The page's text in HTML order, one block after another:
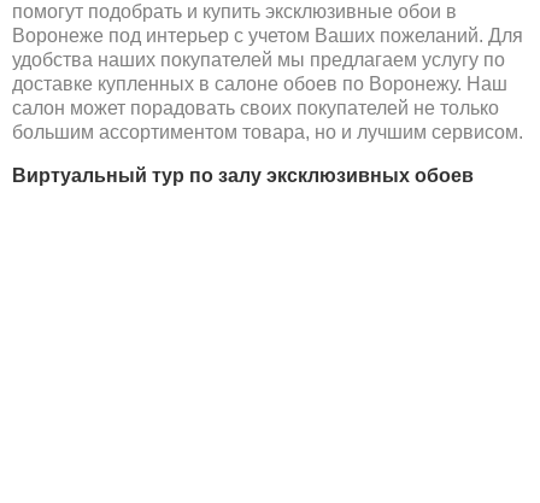
помогут подобрать и купить эксклюзивные обои в
Воронеже под интерьер с учетом Ваших пожеланий. Для
удобства наших покупателей мы предлагаем услугу по
доставке купленных в салоне обоев по Воронежу. Наш
салон может порадовать своих покупателей не только
большим ассортиментом товара, но и лучшим сервисом.
Виртуальный тур по залу эксклюзивных обоев